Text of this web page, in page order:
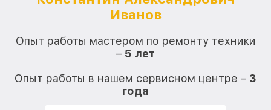
Иванов
Опыт работы мастером по ремонту техники
– 5 лет
Опыт работы в нашем сервисном центре – 3
года